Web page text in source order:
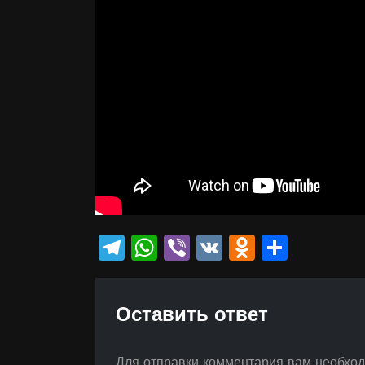
Telegram
WhatsApp
Viber
VK
Оставить ответ